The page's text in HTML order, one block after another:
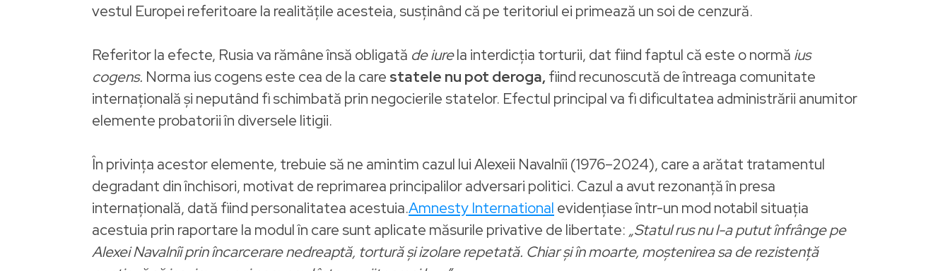
vestul Europei referitoare la realitățile acesteia, susținând că pe teritoriul ei primează un soi de cenzură.
Referitor la efecte, Rusia va rămâne însă obligată de iurela interdicția torturii, dat fiind faptul că este o normă ius
cogens. Norma ius cogens este cea de la care statele nu pot deroga, fiind recunoscută de întreaga comunitate
internațională și neputând fi schimbată prin negocierile statelor. Efectul principal va fi dificultatea administrării anumitor
elemente probatorii în diversele litigii.
În privința acestor elemente, trebuie să ne amintim cazul lui Alexeii Navalnîi (1976–2024), care a arătat tratamentul
degradant din închisori, motivat de reprimarea principalilor adversari politici. Cazul a avut rezonanță în presa
internațională, dată fiind personalitatea acestuia.Amnesty International evidențiase într-un mod notabil situația
acestuia prin raportare la modul în care sunt aplicate măsurile privative de libertate: „Statul rus nu l-a putut înfrânge pe
Alexei Navalnîi prin încarcerare nedreaptă, tortură și izolare repetată. Chiar și în moarte, moștenirea sa de rezistență